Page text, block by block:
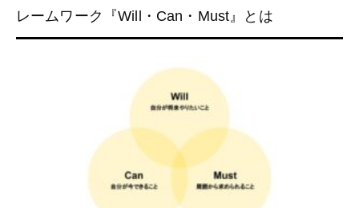
レームワーク『Will・Can・Must』とは